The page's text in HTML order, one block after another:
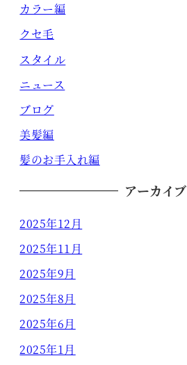
カラー編
クセ毛
スタイル
ニュース
ブログ
美髪編
髪のお手入れ編
アーカイブ
2025年12月
2025年11月
2025年9月
2025年8月
2025年6月
2025年1月